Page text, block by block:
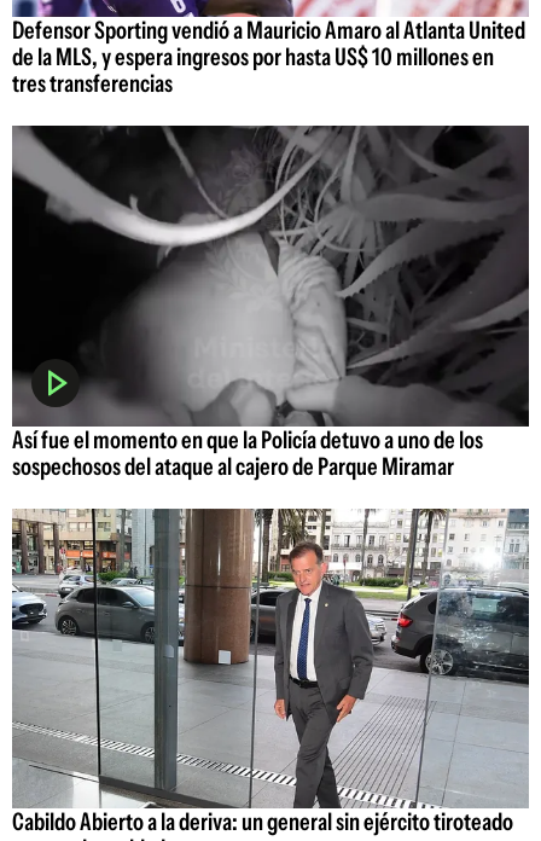
Defensor Sporting vendió a Mauricio Amaro al Atlanta United
de la MLS, y espera ingresos por hasta US$ 10 millones en
tres transferencias
Así fue el momento en que la Policía detuvo a uno de los
sospechosos del ataque al cajero de Parque Miramar
Cabildo Abierto a la deriva: un general sin ejército tiroteado